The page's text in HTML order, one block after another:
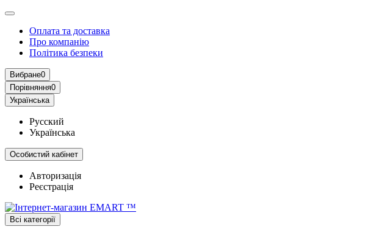
Оплата та доставка
Про компанію
Політика безпеки
Вибране0
Порівняння0
Українська
Русский
Українська
Особистий кабінет
Авторизація
Реєстрація
Всі категорії